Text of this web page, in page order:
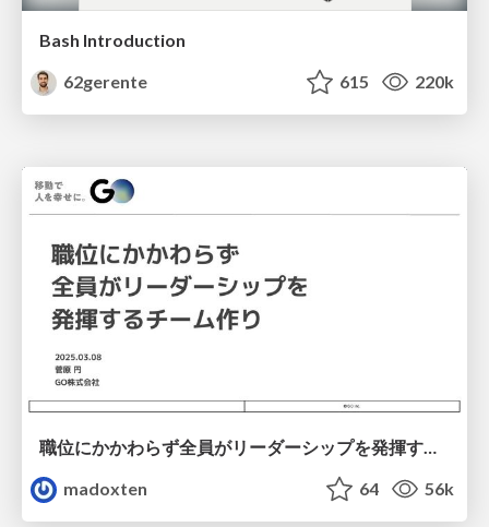
Bash Introduction
62gerente
615 220k
職位にかかわらず全員がリーダーシップを発揮するチーム作り / Building a team where everyone can demonstrate leadership regardless of position
madoxten
64 56k